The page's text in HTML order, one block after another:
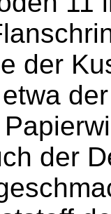
der
der